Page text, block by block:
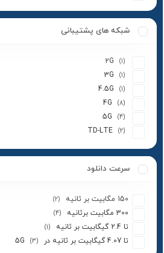
شبکه های پشتیبانی
2G (1)
3G (1)
4.5G (1)
4G (8)
5G (4)
TD-LTE (2)
سرعت دانلود
150 مگابیت بر ثانیه (2)
300 مگابیت برثانیه (4)
تا 2.4 گیگابیت بر ثانیه (1)
تا 4.07 گیگابیت بر ثانیه در 5G (3)